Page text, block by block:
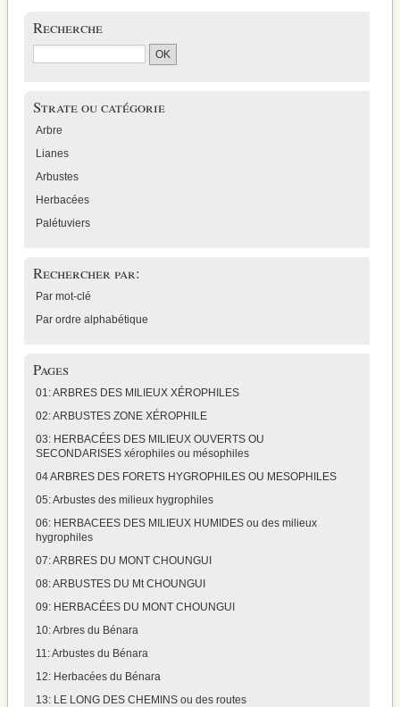
Recherche
Strate ou catégorie
Arbre
Lianes
Arbustes
Herbacées
Palétuviers
Rechercher par:
Par mot-clé
Par ordre alphabétique
Pages
01: ARBRES DES MILIEUX XÉROPHILES
02: ARBUSTES ZONE XÉROPHILE
03: HERBACÉES DES MILIEUX OUVERTS OU
SECONDARISES xérophiles ou mésophiles
04 ARBRES DES FORETS HYGROPHILES OU MESOPHILES
05: Arbustes des milieux hygrophiles
06: HERBACEES DES MILIEUX HUMIDES ou des milieux
hygrophiles
07: ARBRES DU MONT CHOUNGUI
08: ARBUSTES DU Mt CHOUNGUI
09: HERBACÉES DU MONT CHOUNGUI
10: Arbres du Bénara
11: Arbustes du Bénara
12: Herbacées du Bénara
13: LE LONG DES CHEMINS ou des routes